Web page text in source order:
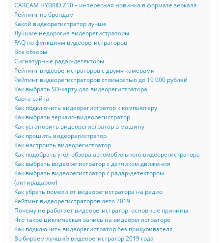
CARCAM HYBRID Z10 – интересная новинка в формате зеркала
Рейтинг по брендам
Какой видеорегистратор лучше
Лучшие недорогие видеорегистраторы
FAQ по функциям видеорегистраторов
Все обзоры
Сигнатурные радар-детекторы
Рейтинг видеорегистраторов с двумя камерами
Рейтинг видеорегистраторов стоимостью до 10 000 рублей
Как выбрать SD-карту для видеорегистратора
Карта сайта
Как подключить видеорегистратор к компьютеру
Как выбрать зеркало-видеорегистратор
Как установить видеорегистратор в машину
Как прошить видеорегистратор
Как настроить видеорегистратор
Как подобрать угол обзора автомобильного видеорегистратора
Как выбрать видеорегистратор с датчиком движения
Как выбрать видеорегистратор с радар-детектором
(антирадаром)
Как убрать помехи от видеорегистратора на радио
Рейтинг видеорегистраторов лето 2019
Почему не работает видеорегистратор: основные причины
Что такое циклическая запись на видеорегистраторе
Как подключить видеорегистратор без прикуривателя
Выбираем лучший видеорегистратор 2019 года